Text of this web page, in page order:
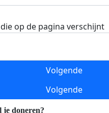
op de pagina verschijnt
Volgende
Volgende